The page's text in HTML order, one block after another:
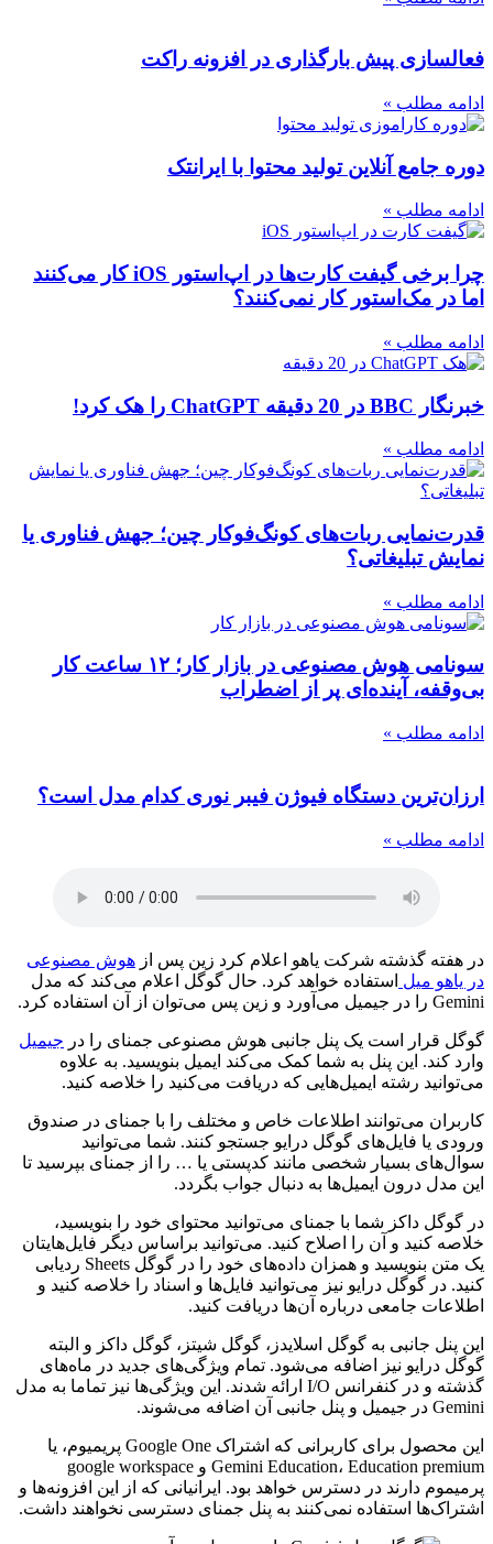
فعالسازی پیش بارگذاری در افزونه راکت
ادامه مطلب »
دوره جامع آنلاین تولید محتوا با ایرانتک
ادامه مطلب »
چرا برخی گیفت کارت‌ها در اپ‌استور iOS کار می‌کنند
اما در مک‌استور کار نمی‌کنند؟
ادامه مطلب »
خبرنگار BBC در 20 دقیقه ChatGPT را هک کرد!
ادامه مطلب »
قدرت‌نمایی ربات‌های کونگ‌فوکار چین؛ جهش فناوری یا
نمایش تبلیغاتی؟
ادامه مطلب »
سونامی هوش مصنوعی در بازار کار؛ ۱۲ ساعت کار
بی‌وقفه، آینده‌ای پر از اضطراب
ادامه مطلب »
ارزان‌ترین دستگاه فیوژن فیبر نوری کدام مدل است؟
ادامه مطلب »
در هفته گذشته شرکت یاهو اعلام کرد زین پس از هوش مصنوعی
در یاهو میل استفاده خواهد کرد. حال گوگل اعلام می‌کند که مدل
Gemini را در جیمیل می‌آورد و زین پس می‌توان از آن استفاده کرد.
گوگل قرار است یک پنل جانبی هوش مصنوعی جمنای را در جیمیل
وارد کند. این پنل به شما کمک می‌کند ایمیل بنویسید. به علاوه
می‌توانید رشته ایمیل‌هایی که دریافت می‌کنید را خلاصه کنید.
کاربران می‌توانند اطلاعات خاص و مختلف را با جمنای در صندوق
ورودی یا فایل‌های گوگل درایو جستجو کنند. شما می‌توانید
سوال‌های بسیار شخصی مانند کدپستی یا … را از جمنای بپرسید تا
این مدل درون ایمیل‌ها به دنبال جواب بگردد.
در گوگل داکز شما با جمنای می‌توانید محتوای خود را بنویسید،
خلاصه کنید و آن را اصلاح کنید. می‌توانید براساس دیگر فایل‌هایتان
یک متن بنویسید و همزان داده‌های خود را در گوگل Sheets ردیابی
کنید. در گوگل درایو نیز می‌توانید فایل‌ها و اسناد را خلاصه کنید و
اطلاعات جامعی درباره آن‌ها دریافت کنید.
این پنل جانبی به گوگل اسلایدز، گوگل شیتز، گوگل داکز و البته
گوگل درایو نیز اضافه می‌شود. تمام ویژگی‌های جدید در ماه‌های
گذشته و در کنفرانس I/O ارائه شدند. این ویژگی‌ها نیز تماما به مدل
Gemini در جیمیل و پنل جانبی آن اضافه می‌شوند.
این محصول برای کاربرانی که اشتراک Google One پریمیوم، یا
Gemini Education، Education premium و google workspace
پرمیموم دارند در دسترس خواهد بود. ایرانیانی که از این افزونه‌ها و
اشتراک‌ها استفاده نمی‌کنند به پنل جمنای دسترسی نخواهند داشت.